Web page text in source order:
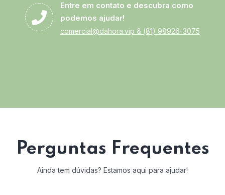
Entre em contato e descubra como
podemos ajudar!
comercial@dahora.vip & (81) 98926-3075
Perguntas Frequentes
Ainda tem dúvidas? Estamos aqui para ajudar!